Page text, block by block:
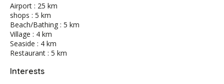
Airport : 25 km
shops : 5 km
Beach/Bathing : 5 km
Village : 4 km
Seaside : 4 km
Restaurant : 5 km
Interests